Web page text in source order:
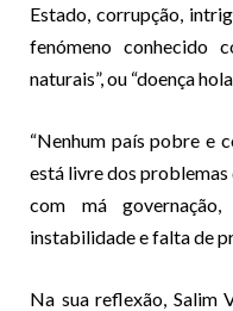
Estado, corrupção,
fenómeno conhecido
naturais”, ou “doença
“Nenhum país pobre e
está livre dos
com má
instabilidade e falta de
Na sua reflexão, Salim